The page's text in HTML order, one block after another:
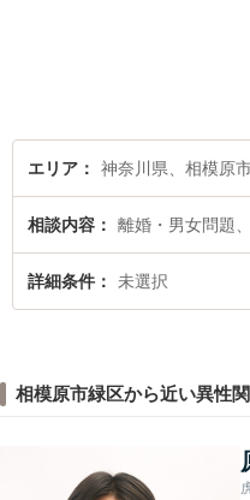
エリア 神奈川県、相模原
相談内容 離婚・男女問題
詳細条件 未選択
相模原市緑区から近い異性